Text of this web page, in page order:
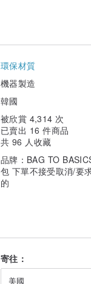
環保材質
機器製造
韓國
被欣賞 4,314 次
已賣出 16 件商品
共 96 人收藏
品牌：BAG TO
包 下單不接受取消/要
的
寄往：
美國